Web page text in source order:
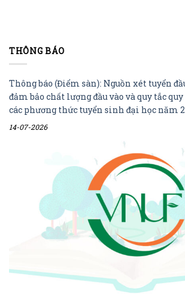
THÔNG BÁO
Thông báo (Điểm sàn): Nguồn xét tuyển
đảm bảo chất lượng đầu vào và quy tắc
các phương thức tuyển sinh đại học năm
14-07-2026